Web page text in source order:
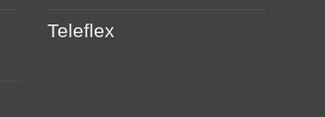
Teleflex